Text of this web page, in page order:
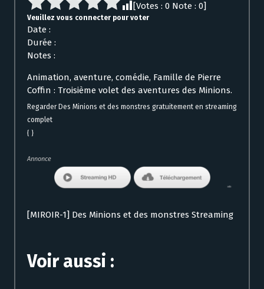
[Votes : 0 Note : 0]
Veuillez vous connecter pour voter
Date :
Durée :
Notes :
Animation, aventure, comédie, Famille de Pierre
Coffin : Troisième volet des aventures des Minions.
Regarder Des Minions et des monstres gratuitement en streaming
complet
{ }
Annonce
[MIROIR-1] Des Minions et des monstres Streaming
Voir aussi :